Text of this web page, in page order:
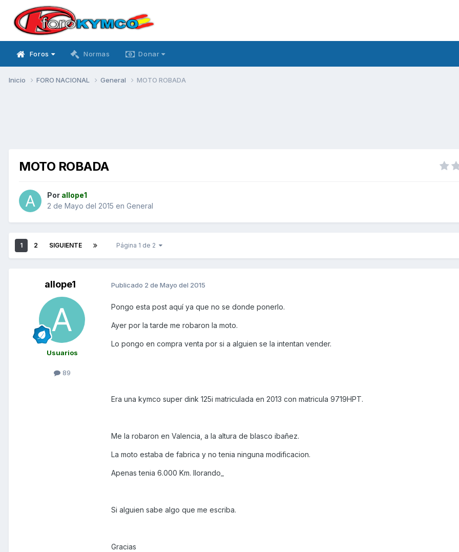
Foros Normas Donar
Inicio FORO NACIONAL General MOTO ROBADA
MOTO ROBADA
Por allope1
2 de Mayo del 2015 en General
1 2 SIGUIENTE Página 1 de 2
allope1
Usuarios
89
Publicado 2 de Mayo del 2015
Pongo esta post aquí ya que no se donde ponerlo.
Ayer por la tarde me robaron la moto.
Lo pongo en compra venta por si a alguien se la intentan vender.
Era una kymco super dink 125i matriculada en 2013 con matricula 9719HPT.
Me la robaron en Valencia, a la altura de blasco ibañez.
La moto estaba de fabrica y no tenia ninguna modificacion.
Apenas tenia 6.000 Km. llorando_
Si alguien sabe algo que me escriba.
Gracias